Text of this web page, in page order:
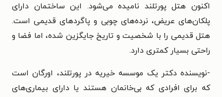
اکنون هتل پورتلند نامیده می‌شود. این ساختمان دارای
پلکان‌های عریض، نرده‌های چوبی و پاگردهای قدیمی است.
هتل قدیمی را با شخصیت و تاریخ جایگزین شده، اما فضا و
راحتی بسیار کمتری دارد.
-نویسنده دکتر یک موسسه خیریه در پورتلند، اورگان است
که برای افرادی که بی‌خانمان هستند یا دارای بیماری‌های